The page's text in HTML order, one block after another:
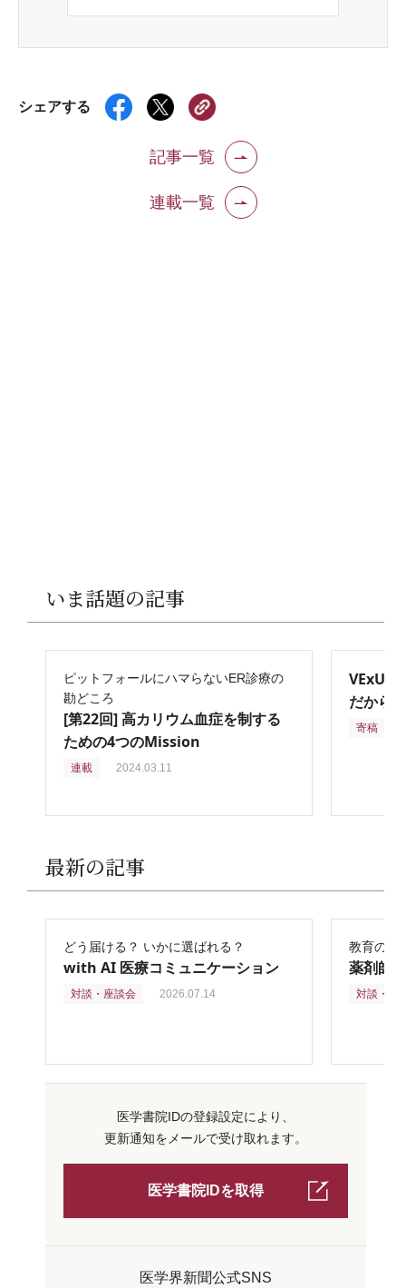
シェアする
記事一覧
連載一覧
いま話題の記事
ピットフォールにハマらないER診療の
勘どころ
[第22回] 高カリウム血症を制する
ための4つのMission
連載 2024.03.11
VExUS
だから
寄稿
最新の記事
どう届ける？ いかに選ばれる？
with AI 医療コミュニケーション
対談・座談会 2026.07.14
教育の再
薬剤師
対談・座
医学書院IDの登録設定により、
更新通知をメールで受け取れます。
医学書院IDを取得
医学界新聞公式SNS